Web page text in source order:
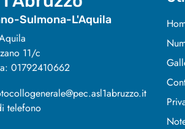
Sulmona-L'Aquila
11/c
01792410662
telefono